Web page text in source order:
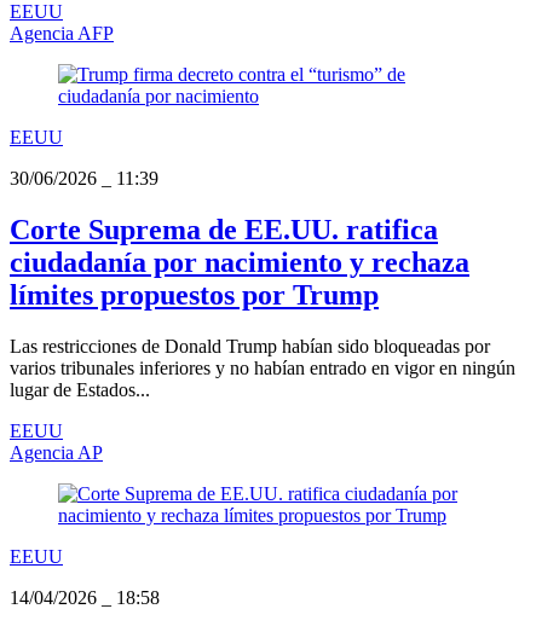
EEUU
Agencia AFP
EEUU
30/06/2026
11:39
Corte Suprema de EE.UU. ratifica
ciudadanía por nacimiento y rechaza
límites propuestos por Trump
Las restricciones de Donald Trump habían sido bloqueadas por
varios tribunales inferiores y no habían entrado en vigor en ningún
lugar de Estados...
EEUU
Agencia AP
EEUU
14/04/2026
18:58